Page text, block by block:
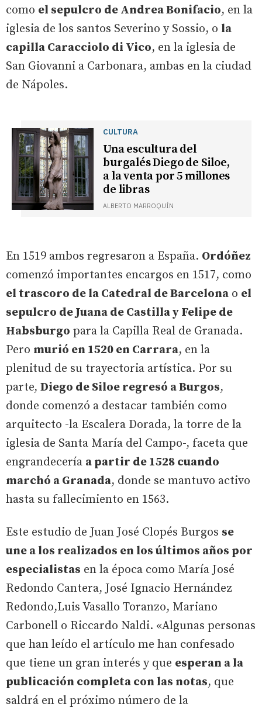
como el sepulcro de Andrea Bonifacio, en la
iglesia de los santos Severino y Sossio, o la
capilla Caracciolo di Vico, en la iglesia de
San Giovanni a Carbonara, ambas en la ciudad
de Nápoles.
CULTURA
Una escultura del
burgalés Diego de Siloe,
a la venta por 5 millones
de libras
ALBERTO MARROQUÍN
En 1519 ambos regresaron a España. Ordóñez
comenzó importantes encargos en 1517, como
el trascoro de la Catedral de Barcelona o el
sepulcro de Juana de Castilla y Felipe de
Habsburgo para la Capilla Real de Granada.
Pero murió en 1520 en Carrara, en la
plenitud de su trayectoria artística. Por su
parte, Diego de Siloe regresó a Burgos,
donde comenzó a destacar también como
arquitecto -la Escalera Dorada, la torre de la
iglesia de Santa María del Campo-, faceta que
engrandecería a partir de 1528 cuando
marchó a Granada, donde se mantuvo activo
hasta su fallecimiento en 1563.
Este estudio de Juan José Clopés Burgos se
une a los realizados en los últimos años por
especialistas en la época como María José
Redondo Cantera, José Ignacio Hernández
Redondo,Luis Vasallo Toranzo, Mariano
Carbonell o Riccardo Naldi. «Algunas personas
que han leído el artículo me han confesado
que tiene un gran interés y que esperan a la
publicación completa con las notas, que
saldrá en el próximo número de la